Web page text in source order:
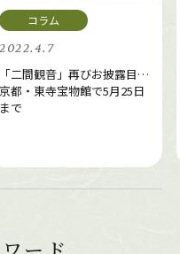
2022.4.7
「二間観音」再びお披露目…
京都・東寺宝物館で5月25日
まで